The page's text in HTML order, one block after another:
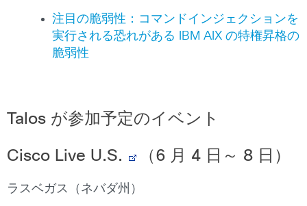
注目の脆弱性：コマンドインジェクションを
実行される恐れがある IBM AIX の特権昇格の
脆弱性
Talos が参加予定のイベント
Cisco Live U.S. （ 6 月 4 日～ 8 日）
ラスベガス（ネバダ州）